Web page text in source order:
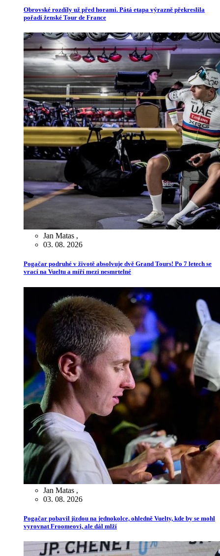
Obrovské rozdíly už před horami. Pátá etapa výrazně překreslila
pořadí ženské Tour de France
Jan Matas ,
03. 08. 2026
Pogačar podruhé v životě absolvuje dvě Grand Tours! Po 7 letech se
vrací na Vueltu a míří mezi nesmrtelné
Jan Matas ,
03. 08. 2026
Pogačar pobavil jízdou na jednokolce, ohledně Vuelty, kde by se mohl
vyrovnat Froomeovi, ale dál mlží